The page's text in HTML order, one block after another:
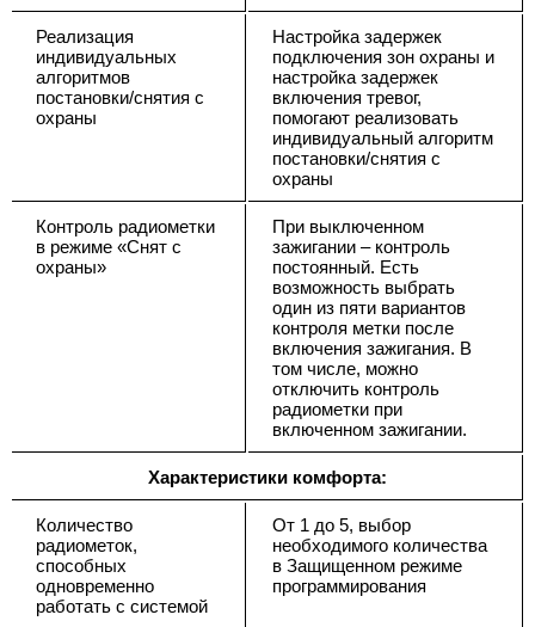
Реализация
индивидуальных
алгоритмов
постановки/снятия с
охраны
Настройка задержек
подключения зон охраны и
настройка задержек
включения тревог,
помогают реализовать
индивидуальный алгоритм
постановки/снятия с
охраны
Контроль радиометки
в режиме «Снят с
охраны»
При выключенном
зажигании – контроль
постоянный. Есть
возможность выбрать
один из пяти вариантов
контроля метки после
включения зажигания. В
том числе, можно
отключить контроль
радиометки при
включенном зажигании.
Характеристики комфорта:
Количество
радиометок,
способных
одновременно
работать с системой
От 1 до 5, выбор
необходимого количества
в Защищенном режиме
программирования